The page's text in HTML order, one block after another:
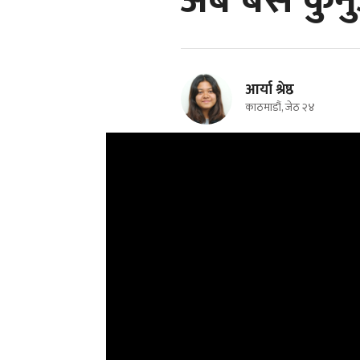
आर्या श्रेष्ठ
काठमाडौं, जेठ २४